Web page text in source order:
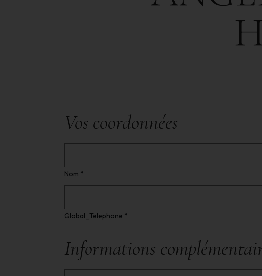
Vos coordonnées
Nom *
Global_Telephone *
Informations